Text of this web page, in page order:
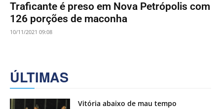
Traficante é preso em Nova Petrópolis com
126 porções de maconha
10/11/2021 09:08
ÚLTIMAS
Vitória abaixo de mau tempo